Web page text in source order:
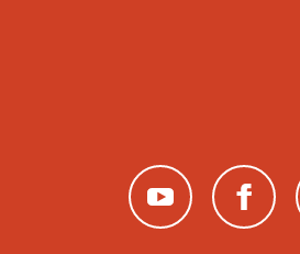
(neues Fenster)(neues